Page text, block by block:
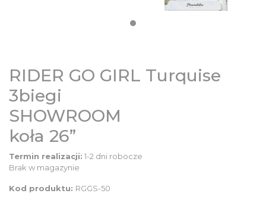
AKCESORIA
KONTAKT
INFO
RIDER GO GIRL Turquise
3biegi
SHOWROOM
koła 26”
Kod produktu: RGGS-50
Termin realizacji: 1-2 dni robocze
Brak w magazynie